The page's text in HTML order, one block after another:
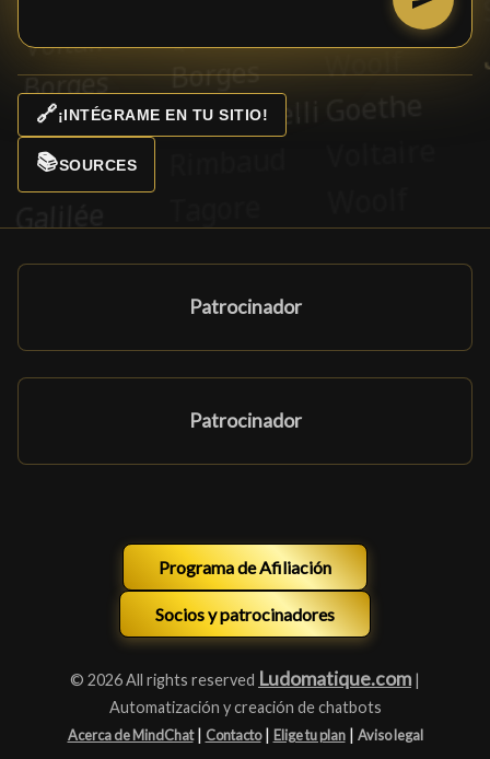
🔗¡INTÉGRAME EN TU SITIO!
📚SOURCES
Patrocinador
Patrocinador
Programa de Afiliación
Socios y patrocinadores
© 2026 All rights reserved Ludomatique.com |
Automatización y creación de chatbots
Acerca de MindChat | Contacto | Elige tu plan | Aviso legal